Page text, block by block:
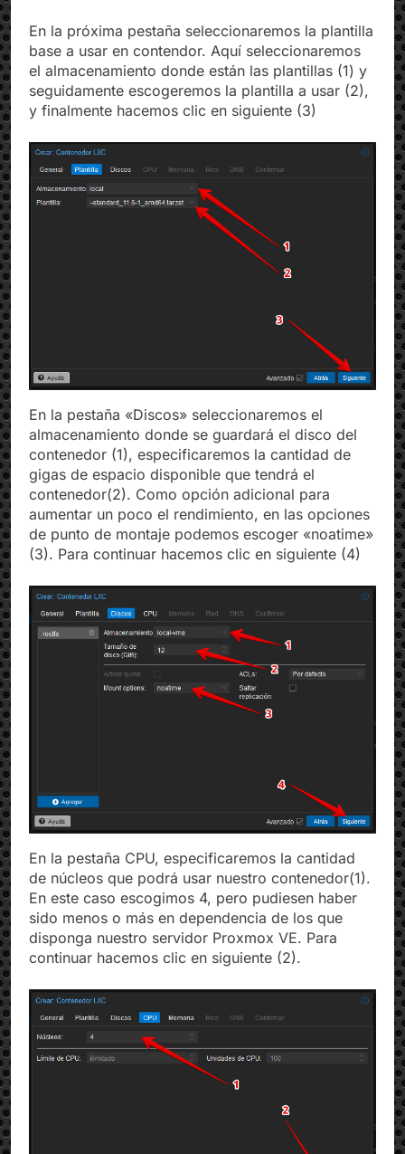
En la próxima pestaña seleccionaremos la plantilla
base a usar en contendor. Aquí seleccionaremos
el almacenamiento donde están las plantillas (1) y
seguidamente escogeremos la plantilla a usar (2),
y finalmente hacemos clic en siguiente (3)
En la pestaña «Discos» seleccionaremos el
almacenamiento donde se guardará el disco del
contenedor (1), especificaremos la cantidad de
gigas de espacio disponible que tendrá el
contenedor(2). Como opción adicional para
aumentar un poco el rendimiento, en las opciones
de punto de montaje podemos escoger «noatime»
(3). Para continuar hacemos clic en siguiente (4)
En la pestaña CPU, especificaremos la cantidad
de núcleos que podrá usar nuestro contenedor(1).
En este caso escogimos 4, pero pudiesen haber
sido menos o más en dependencia de los que
disponga nuestro servidor Proxmox VE. Para
continuar hacemos clic en siguiente (2).